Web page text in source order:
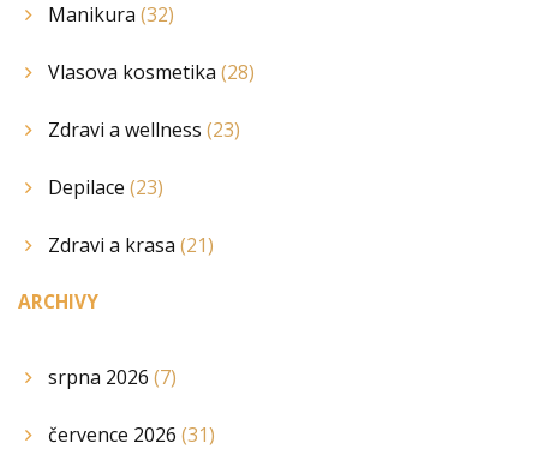
Manikura (32)
Vlasova kosmetika (28)
Zdravi a wellness (23)
Depilace (23)
Zdravi a krasa (21)
ARCHIVY
srpna 2026 (7)
července 2026 (31)